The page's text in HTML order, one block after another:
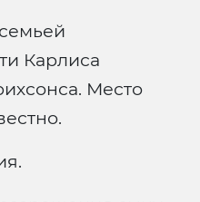
Карлиса
Место